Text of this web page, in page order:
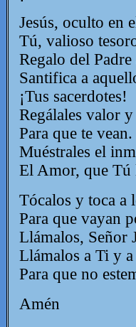
Jesús, oculto en
Tú, valioso
Regalo del
Santifica a
¡Tus sacerdotes!
Regálales valor
Para que te vean.
Muéstrales el
El Amor, que Tú
Tócalos y toca a
Para que vayan
Llámalos, Señor
Llámalos a Ti y
Para que no
Amén